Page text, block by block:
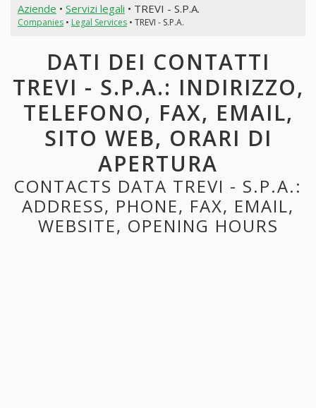
Aziende • Servizi legali • TREVI - S.P.A.
Companies• Legal Services• TREVI - S.P.A.
DATI DEI CONTATTI
TREVI - S.P.A.: INDIRIZZO,
TELEFONO, FAX, EMAIL,
SITO WEB, ORARI DI
APERTURA
CONTACTS DATA TREVI - S.P.A.:
ADDRESS, PHONE, FAX, EMAIL,
WEBSITE, OPENING HOURS